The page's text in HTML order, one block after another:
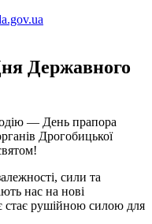
Державного
— День прапора
Дрогобицької
сили та
нас на нові
стає рушійною силою для